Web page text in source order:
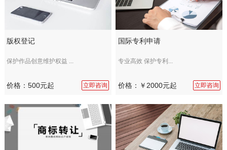
版权登记
保护作品创意维护权益 ...
价格：500元起 立即咨询
国际专利申请
专业高效 保护专利...
价格：￥2000元起 立即咨询